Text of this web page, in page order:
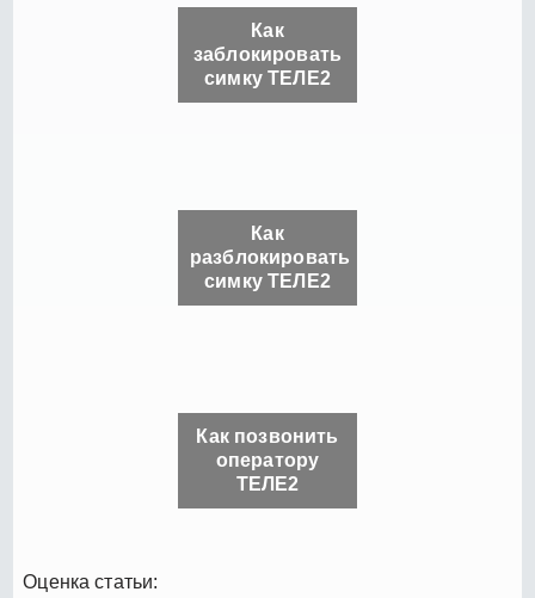
Как
заблокировать
симку ТЕЛЕ2
Как
разблокировать
симку ТЕЛЕ2
Как позвонить
оператору
ТЕЛЕ2
Оценка статьи: